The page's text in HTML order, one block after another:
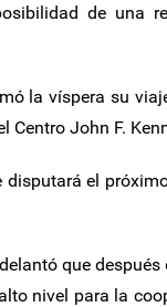
de una
la víspera su
Centro John F.
disputará el
que
nivel para la